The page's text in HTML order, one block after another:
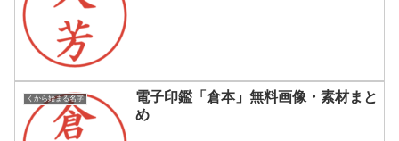
くから始まる名字
電子印鑑「倉本」無料画像・素材まと
め